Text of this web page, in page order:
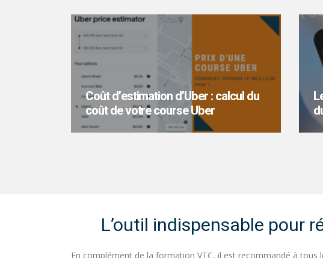
Coût d’estimation d’Uber : calcul du
coût de votre course Uber
Avez-vous déjà voulu savoir combien
L’outil indispensable pour
En complément de la formation VTC, il est recommandé à tous